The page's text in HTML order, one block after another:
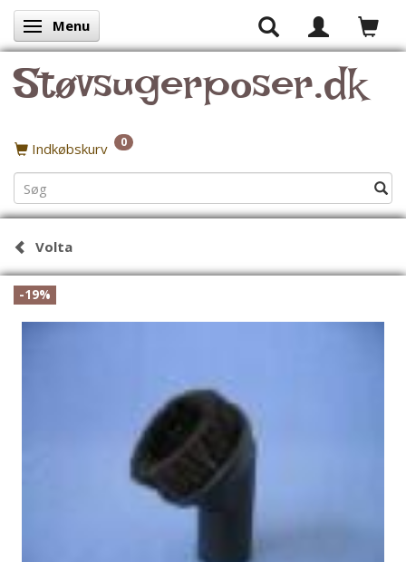
Skifte navigation
Menu
Støvsugerposer.dk
Indkøbskurv 0
Volta
-19%